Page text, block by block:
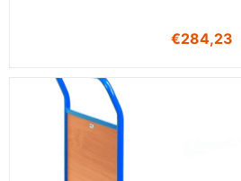
€284,23